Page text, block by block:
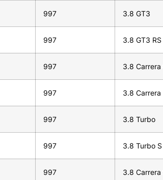
997 3.8 GT3
997 3.8 GT3 RS
997 3.8 Carrera
997 3.8 Carrera
997 3.8 Turbo
997 3.8 Turbo S
997 3.8 Carrera